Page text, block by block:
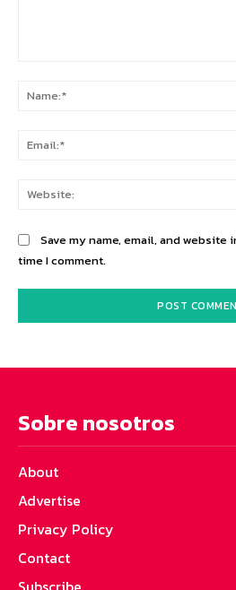
Save my name, email, and
time I comment.
Sobre nosotros
About
Advertise
Privacy Policy
Contact